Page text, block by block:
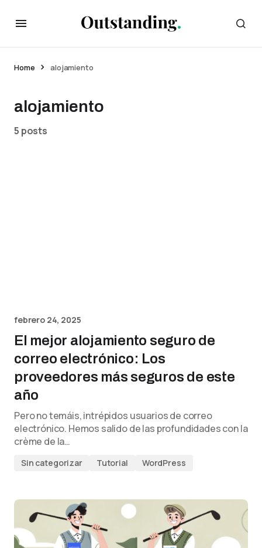
Home alojamiento
alojamiento
5 posts
febrero 24, 2025
El mejor alojamiento seguro de
correo electrónico: Los
proveedores más seguros de este
año
Pero no temáis, intrépidos usuarios de correo
electrónico. Hemos salido de las profundidades con la
crème de la…
Sin categorizar Tutorial WordPress